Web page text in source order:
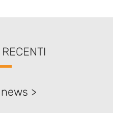
>